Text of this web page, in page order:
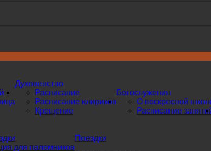
Духовенство
Богослужения
Расписание
Расписание клириков
Крещение
О воскресной
Расписание
Поездки
для паломников